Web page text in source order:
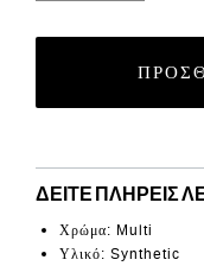
ΔΕΊΤΕ ΠΛΉΡΕΙΣ
Χρώμα: Multi
Υλικό: Synthetic